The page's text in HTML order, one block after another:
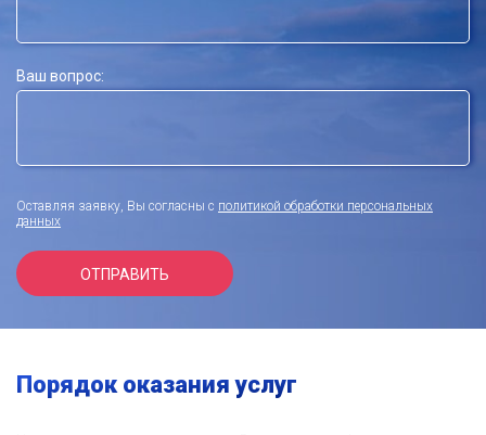
Ваш вопрос:
Оставляя заявку, Вы согласны с политикой обработки персональных
данных
Порядок оказания услуг